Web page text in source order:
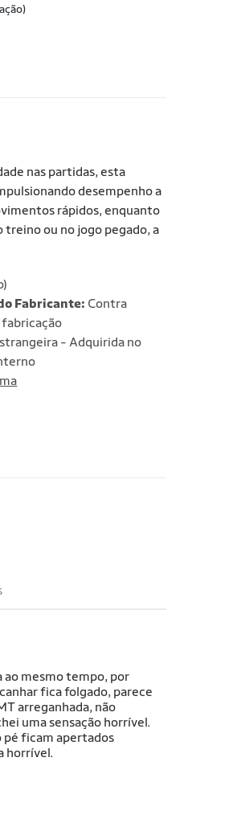
nas partidas, esta
desempenho a
rápidos, enquanto
treino ou no jogo pegado, a
Fabricante: Contra
- Adquirida no
ao mesmo tempo, por
fica folgado, parece
arreganhada, não
uma sensação horrível.
pé ficam apertados
horrível.